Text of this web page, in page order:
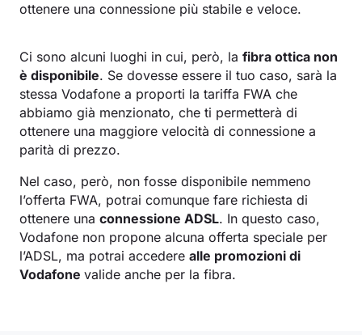
ottenere una connessione più stabile e veloce.
Ci sono alcuni luoghi in cui, però, la fibra ottica non
è disponibile. Se dovesse essere il tuo caso, sarà la
stessa Vodafone a proporti la tariffa FWA che
abbiamo già menzionato, che ti permetterà di
ottenere una maggiore velocità di connessione a
parità di prezzo.
Nel caso, però, non fosse disponibile nemmeno
l’offerta FWA, potrai comunque fare richiesta di
ottenere una connessione ADSL. In questo caso,
Vodafone non propone alcuna offerta speciale per
l’ADSL, ma potrai accedere alle promozioni di
Vodafone valide anche per la fibra.